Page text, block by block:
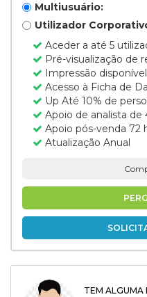
Multiusuário:
Utilizador
Aceder a até 5
Pré-visualização de
Impressão disponível
Acesso à Ficha de
Up Até 10% de
Apoio de analista
Apoio pós-venda 72
Atualização Anual
TEM ALGUMA